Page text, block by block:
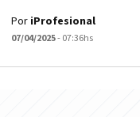
Por iProfesional
07/04/2025- 07:36hs